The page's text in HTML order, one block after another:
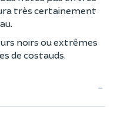
très certainement
noirs ou extrêmes
de costauds.